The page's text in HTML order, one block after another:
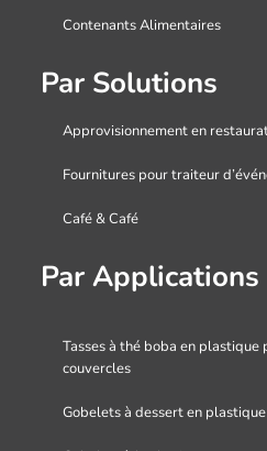
Contenants Alimentaires
Par Solutions
Approvisionnement en
Fournitures pour traiteur
Café & Café
Par Applications
Tasses à thé boba en plastique
couvercles
Gobelets à dessert en plastique